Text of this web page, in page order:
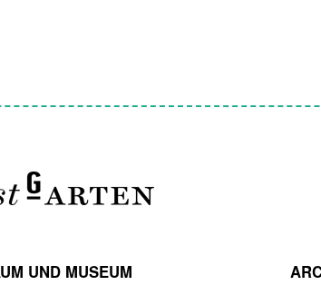
UND MUSEUM